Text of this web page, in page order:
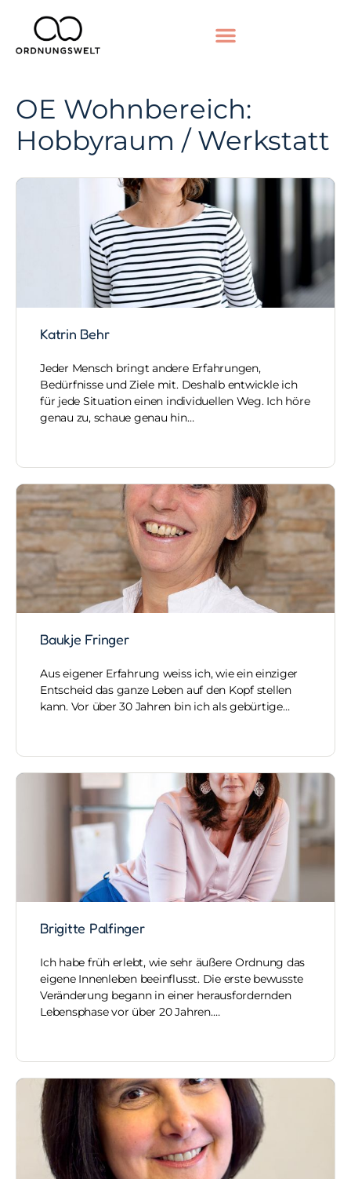
OE Wohnbereich:
Hobbyraum / Werkstatt
Katrin Behr
Jeder Mensch bringt andere Erfahrungen,
Bedürfnisse und Ziele mit. Deshalb entwickle ich
für jede Situation einen individuellen Weg. Ich höre
genau zu, schaue genau hin…
Baukje Fringer
Aus eigener Erfahrung weiss ich, wie ein einziger
Entscheid das ganze Leben auf den Kopf stellen
kann. Vor über 30 Jahren bin ich als gebürtige…
Brigitte Palfinger
Ich habe früh erlebt, wie sehr äußere Ordnung das
eigene Innenleben beeinflusst. Die erste bewusste
Veränderung begann in einer herausfordernden
Lebensphase vor über 20 Jahren.…